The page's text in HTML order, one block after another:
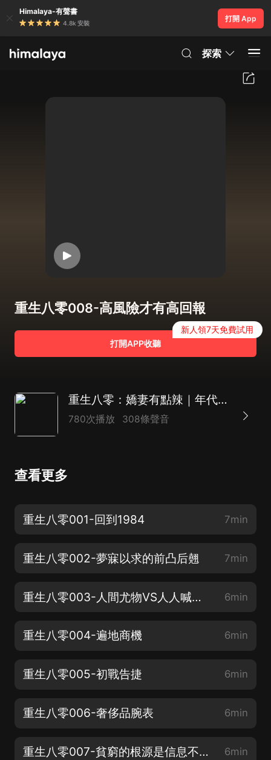
Himalaya-有聲書
4.8k 安裝
打開 App
探索
重生八零008-高風險才有高回報
打開APP收聽
新人領7天免費試用
重生八零：嬌妻有點辣｜年代｜重生｜經商致富｜
780次播放 308條聲音
查看更多
重生八零001-回到1984 7min
重生八零002-夢寐以求的前凸后翹 7min
重生八零003-人間尤物VS人人喊打的不正經 6min
重生八零004-遍地商機 6min
重生八零005-初戰告捷 6min
重生八零006-奢侈品腕表 6min
重生八零007-貧窮的根源是信息不對等 6min